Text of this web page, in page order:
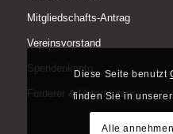
Mitgliedschafts-Antrag
Vereinsvorstand
Spendenkonto
Förderer & Unterstützer
Diese Seite benutzt
finden Sie in unserer
Alle annehmen